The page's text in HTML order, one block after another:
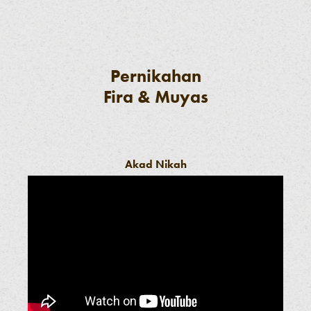
Pernikahan
Fira & Muyas
Akad Nikah